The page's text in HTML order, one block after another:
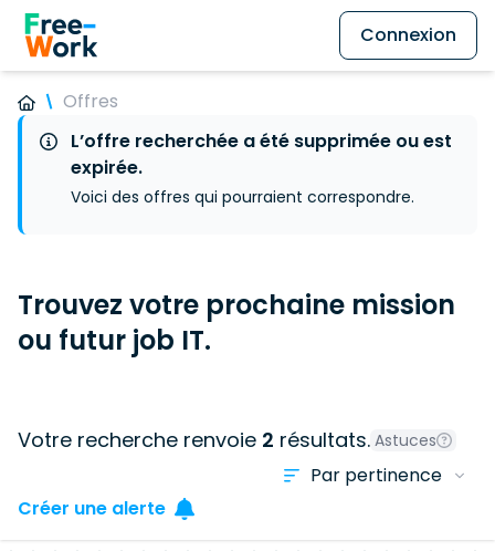
Connexion
Offres
L’offre recherchée a été supprimée ou est
expirée.
Voici des offres qui pourraient correspondre.
Trouvez votre prochaine mission
ou futur job IT.
Votre recherche renvoie 2 résultats. Astuces
Créer une alerte